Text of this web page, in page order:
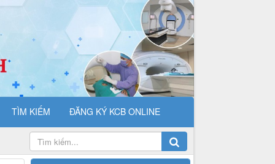
TÌM KIẾM ĐĂNG KÝ KCB ONLINE